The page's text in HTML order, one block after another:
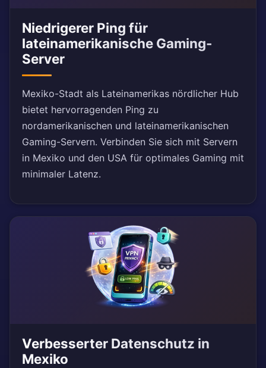
Niedrigerer Ping für
lateinamerikanische Gaming-
Server
Mexiko-Stadt als Lateinamerikas nördlicher Hub
bietet hervorragenden Ping zu
nordamerikanischen und lateinamerikanischen
Gaming-Servern. Verbinden Sie sich mit Servern
in Mexiko und den USA für optimales Gaming mit
minimaler Latenz.
Verbesserter Datenschutz in
Mexiko